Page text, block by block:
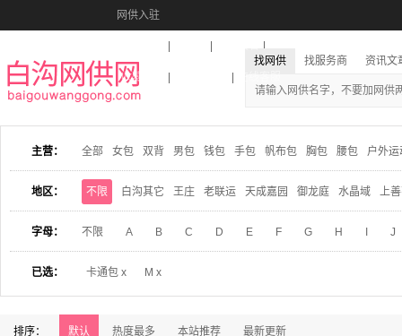
网供入驻
收藏本站
找网供 找服务商 资讯文
主营： 全部 女包 双背 男包 钱包 手包 帆布包 胸包 腰包 户外运
地区： 不限 白沟其它 王庄 老联运 天成嘉园 御龙庭 水晶域 上
字母： 不限 A B C D E F G H J
已选： 卡通包 x M x
排序： 默认 热度最多 本站推荐 最新更新